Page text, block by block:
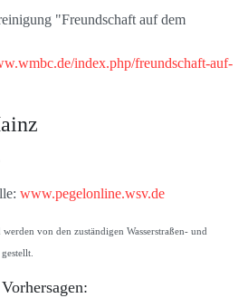
"Freundschaft auf dem
index.php/freundschaft-auf-
www.pegelonline.wsv.de
von den zuständigen Wasserstraßen- und